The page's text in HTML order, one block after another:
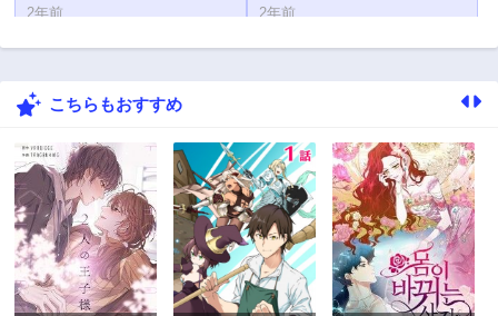
2年前 2年前
第13.2話 第12.1話
第12.2話
第11.1話
2年前
第11.15話
2年前
第11.2話
2年前
第10.1話
2年前
第10.2話
2年前
第9.1話
2年前
こちらもおすすめ